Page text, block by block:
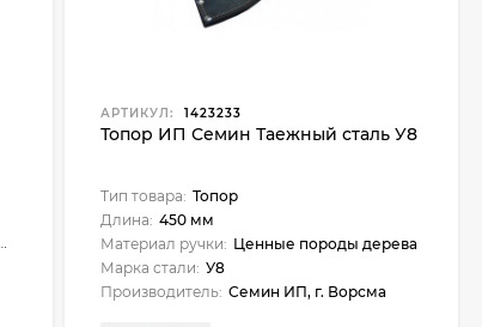
АРТИКУЛ: 1423233
Топор ИП Семин Таежный сталь У8
Тип товара: Топор
Длина: 450 мм
Материал ручки: Ценные породы дерева
Марка стали: У8
Производитель: Семин ИП, г. Ворсма